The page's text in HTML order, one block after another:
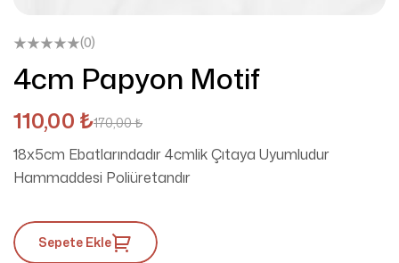
(0)
4cm Papyon Motif
170,00₺
110,00 ₺
18x5cm Ebatlarındadır 4cmlik Çıtaya Uyumludur
Hammaddesi Poliüretandır
Sepete Ekle